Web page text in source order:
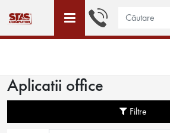
ACEST SITE ESTE DEDICAT DOAR PERSOANELE JURIDICE
Aplicatii office
Filtre